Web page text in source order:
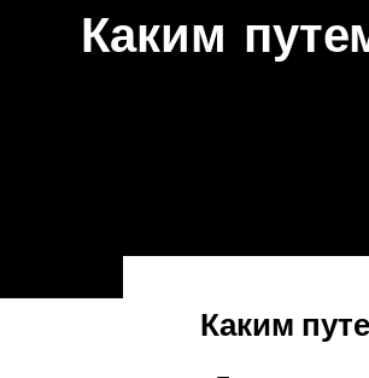
Каким
Каким